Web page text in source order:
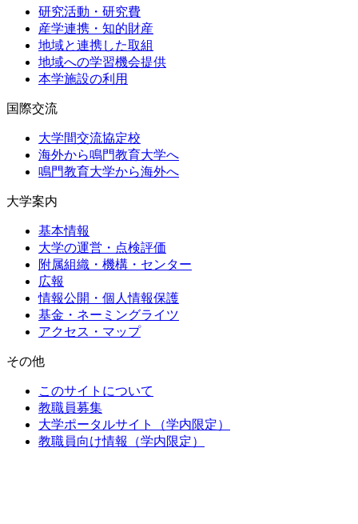
研究活動・研究費
産学連携・知的財産
地域と連携した取組
地域への学習機会提供
本学施設の利用
国際交流
大学間交流協定校
海外から鳴門教育大学へ
鳴門教育大学から海外へ
大学案内
基本情報
大学の運営・点検評価
附属組織・機構・センター
広報
情報公開・個人情報保護
基金・ネーミングライツ
アクセス・マップ
その他
このサイトについて
教職員募集
大学ポータルサイト（学内限定）
教職員向け情報（学内限定）